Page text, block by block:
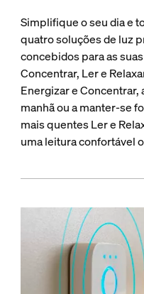
Simplifique o seu dia e
quatro soluções de luz
concebidos para as
Concentrar, Ler e
Energizar e Concentrar,
manhã ou a manter-se
mais quentes Ler e
uma leitura confortável